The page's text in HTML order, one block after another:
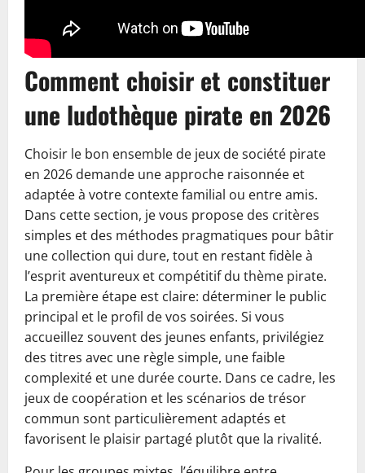
Comment choisir et constituer
une ludothèque pirate en 2026
Choisir le bon ensemble de jeux de société pirate
en 2026 demande une approche raisonnée et
adaptée à votre contexte familial ou entre amis.
Dans cette section, je vous propose des critères
simples et des méthodes pragmatiques pour bâtir
une collection qui dure, tout en restant fidèle à
l’esprit aventureux et compétitif du thème pirate.
La première étape est claire: déterminer le public
principal et le profil de vos soirées. Si vous
accueillez souvent des jeunes enfants, privilégiez
des titres avec une règle simple, une faible
complexité et une durée courte. Dans ce cadre, les
jeux de coopération et les scénarios de trésor
commun sont particulièrement adaptés et
favorisent le plaisir partagé plutôt que la rivalité.